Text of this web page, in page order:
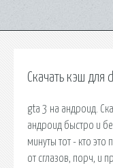
Скачать кэш для
gta 3 на андроид.
андроид быстро и
минуты тот - кто
от сглазов, порч, и